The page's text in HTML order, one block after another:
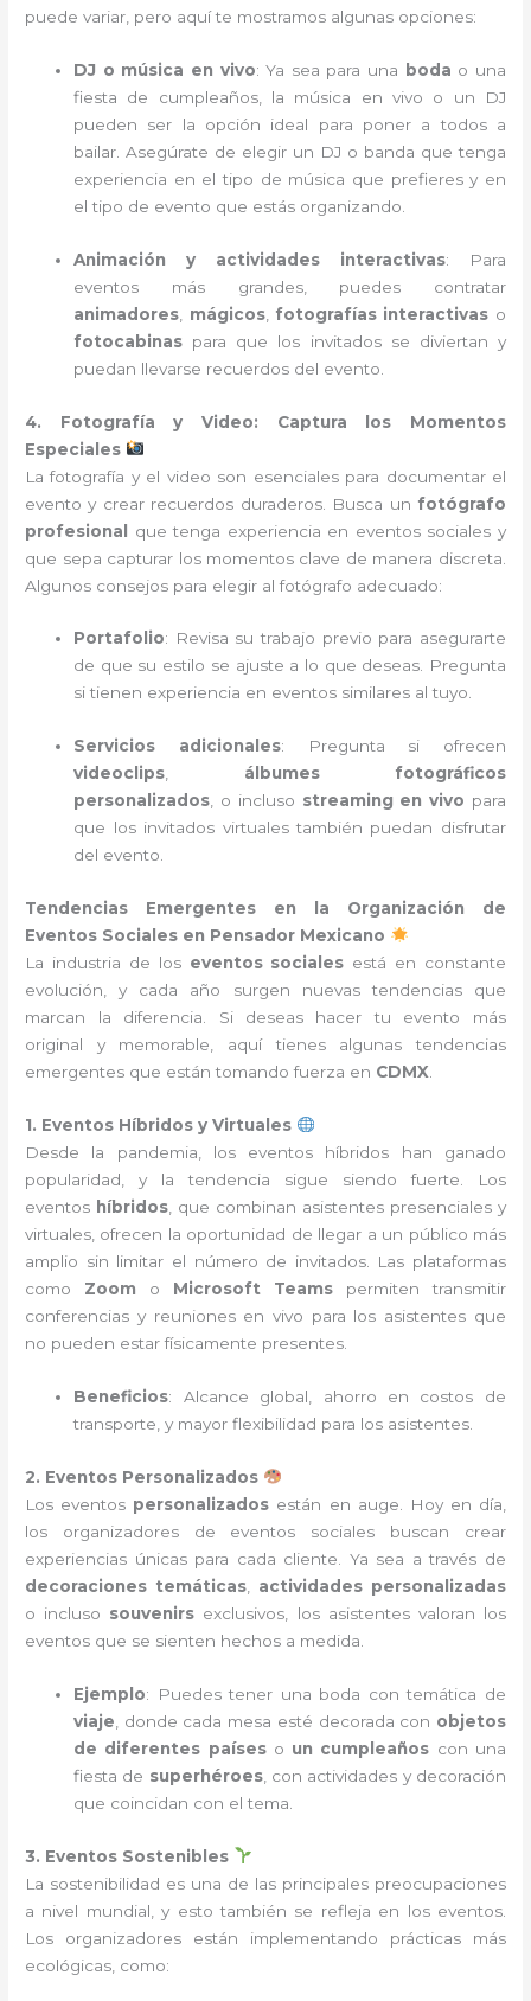
puede variar, pero aquí te mostramos algunas opciones:
DJ o música en vivo: Ya sea para una boda o una
fiesta de cumpleaños, la música en vivo o un DJ
pueden ser la opción ideal para poner a todos a
bailar. Asegúrate de elegir un DJ o banda que tenga
experiencia en el tipo de música que prefieres y en
el tipo de evento que estás organizando.
Animación y actividades interactivas: Para
eventos más grandes, puedes contratar
animadores
mágicos, fotografías interactivas o
fotocabinas para que los invitados se diviertan y
puedan llevarse recuerdos del evento.
4. Fotografía y Video: Captura los Momentos
Especiales
La fotografía y el video son esenciales para documentar el
evento y crear recuerdos duraderos. Busca un fotógrafo
profesional que tenga experiencia en eventos sociales y
que sepa capturar los momentos clave de manera discreta.
Algunos consejos para elegir al fotógrafo adecuado:
Portafolio: Revisa su trabajo previo para asegurarte
de que su estilo se ajuste a lo que deseas. Pregunta
si tienen experiencia en eventos similares al tuyo.
Servicios adicionales: Pregunta si ofrecen
videoclips, álbumes fotográficos
personalizados, o incluso streaming en vivo para
que los invitados virtuales también puedan disfrutar
del evento.
Tendencias Emergentes en la Organización de
Eventos Sociales en Pensador Mexicano
La industria de los eventos sociales está en constante
evolución, y cada año surgen nuevas tendencias que
marcan la diferencia. Si deseas hacer tu evento más
original y memorable, aquí tienes algunas tendencias
emergentes que están tomando fuerza en CDMX
1. Eventos Híbridos y Virtuales
Desde la pandemia, los eventos híbridos han ganado
popularidad, y la tendencia sigue siendo fuerte. Los
eventos híbridos , que combinan asistentes presenciales y
virtuales, ofrecen la oportunidad de llegar a un público más
amplio sin limitar el número de invitados. Las plataformas
como Zoom o Microsoft Teamspermiten transmitir
conferencias y reuniones en vivo para los asistentes que
no pueden estar físicamente presentes.
Beneficios: Alcance global, ahorro en costos de
transporte, y mayor flexibilidad para los asistentes.
2. Eventos Personalizados
Los eventos personalizados están en auge. Hoy en día,
los organizadores de eventos sociales buscan crear
experiencias únicas para cada cliente. Ya sea a través de
decoraciones temáticas
actividades personalizadas
o incluso souvenirs exclusivos, los asistentes valoran los
eventos que se sienten hechos a medida.
Ejemplo: Puedes tener una boda con temática de
viaje , donde cada mesa esté decorada con objetos
de diferentes paíseso un cumpleaños con una
fiesta de superhéroes, con actividades y decoración
que coincidan con el tema.
3. Eventos Sostenibles
La sostenibilidad es una de las principales preocupaciones
a nivel mundial, y esto también se refleja en los eventos.
Los organizadores están implementando prácticas más
ecológicas, como: